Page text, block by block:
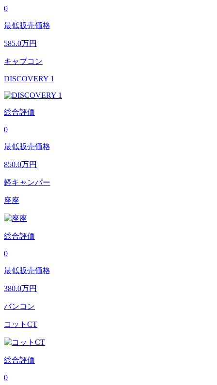
0
最低販売価格
585.0万円
キャブコン
DISCOVERY 1
総合評価
0
最低販売価格
850.0万円
軽キャンパー
座座
総合評価
0
最低販売価格
380.0万円
バンコン
コットCT
総合評価
0